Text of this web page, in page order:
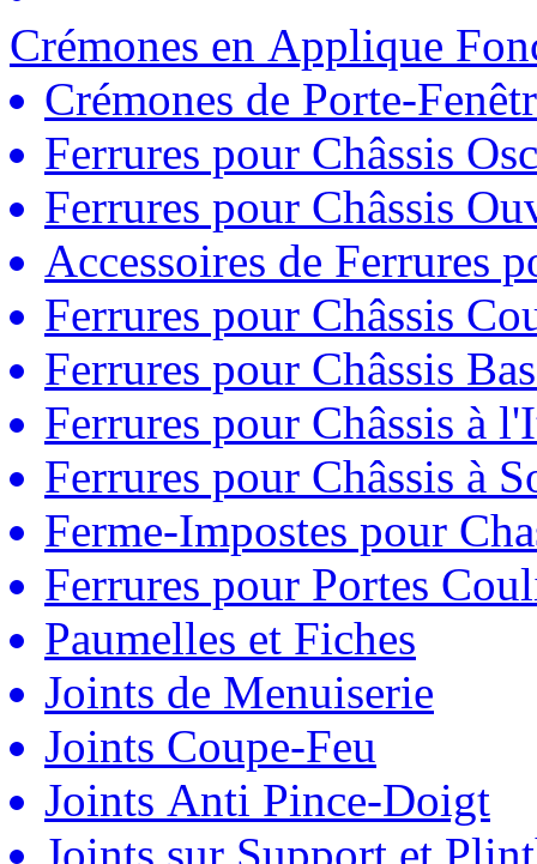
Crémones en Applique
Crémones de Porte-
Ferrures pour Châssis
Ferrures pour Châssis
Accessoires de Ferrures
Ferrures pour Châssis
Ferrures pour Châssis
Ferrures pour Châssis à
Ferrures pour Châssis à
Ferme-Impostes pour
Ferrures pour Portes
Paumelles et Fiches
Joints de Menuiserie
Joints Coupe-Feu
Joints Anti Pince-Doigt